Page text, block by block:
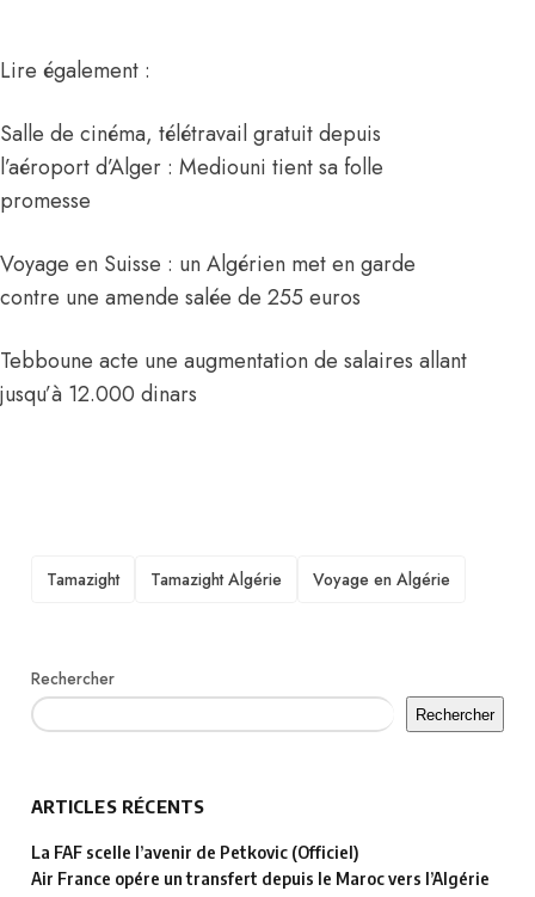
Lire également :
Salle de cinéma, télétravail gratuit depuis
l’aéroport d’Alger : Mediouni tient sa folle
promesse
Voyage en Suisse : un Algérien met en garde
contre une amende salée de 255 euros
Tebboune acte une augmentation de salaires allant
jusqu’à 12.000 dinars
TAGS
Tamazight Tamazight Algérie Voyage en Algérie
Rechercher
Rechercher
ARTICLES RÉCENTS
La FAF scelle l’avenir de Petkovic (Officiel)
Air France opére un transfert depuis le Maroc vers l’Algérie